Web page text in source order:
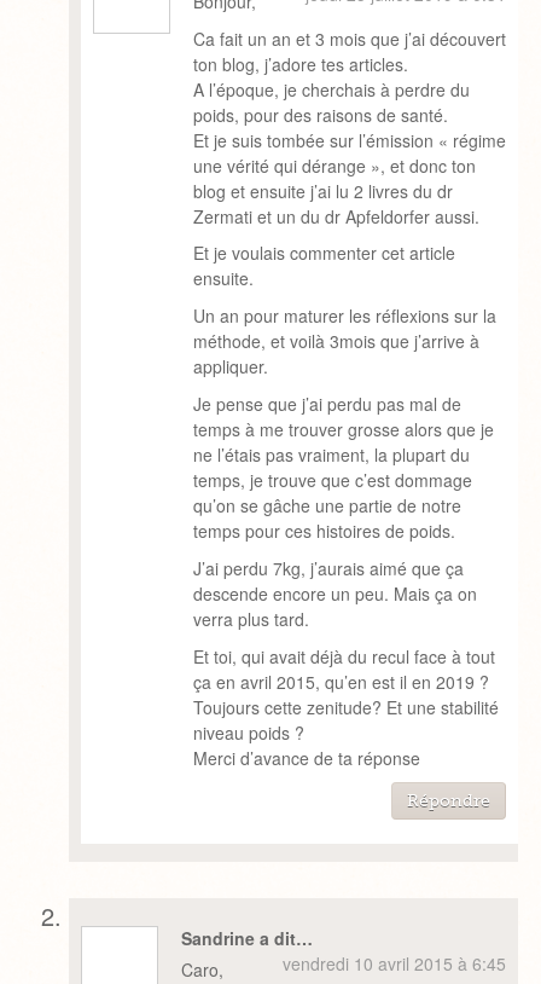
Ca fait un an et 3 mois que j’ai découvert
ton blog, j’adore tes articles.
A l’époque, je cherchais à perdre du
poids, pour des raisons de santé.
Et je suis tombée sur l’émission « régime
une vérité qui dérange », et donc ton
blog et ensuite j’ai lu 2 livres du dr
Zermati et un du dr Apfeldorfer aussi.
Et je voulais commenter cet article
ensuite.
Un an pour maturer les réflexions sur la
méthode, et voilà 3mois que j’arrive à
appliquer.
Je pense que j’ai perdu pas mal de
temps à me trouver grosse alors que je
ne l’étais pas vraiment, la plupart du
temps, je trouve que c’est dommage
qu’on se gâche une partie de notre
temps pour ces histoires de poids.
J’ai perdu 7kg, j’aurais aimé que ça
descende encore un peu. Mais ça on
verra plus tard.
Et toi, qui avait déjà du recul face à tout
ça en avril 2015, qu’en est il en 2019 ?
Toujours cette zenitude? Et une stabilité
niveau poids ?
Merci d’avance de ta réponse
Répondre
Sandrine a dit…
vendredi 10 avril 2015 à 6:45
Caro,